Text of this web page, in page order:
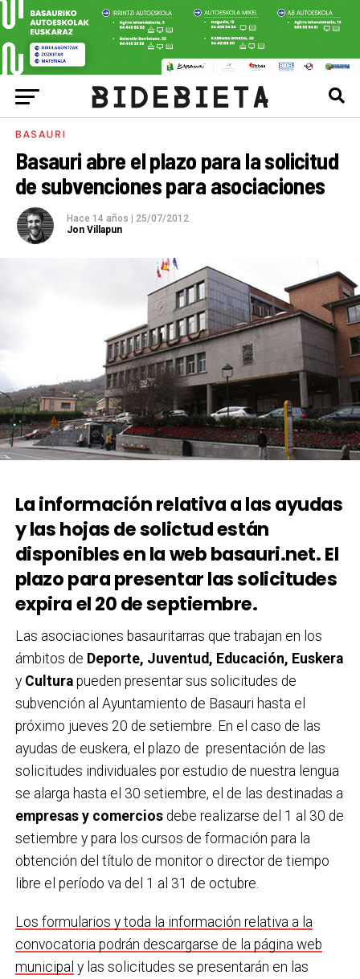
BASAURI
Basauri abre el plazo para la solicitud
de subvenciones para asociaciones
Hace 14 años
25/07/2012
Jon Villapun
La información relativa a las ayudas
y las hojas de solictud están
disponibles en la web basauri.net. El
plazo para presentar las solicitudes
expira el 20 de septiembre.
Las asociaciones basauritarras que trabajan en los
ámbitos de Deporte, Juventud, Educación, Euskera
y Culturapueden presentar sus solicitudes de
subvención al Ayuntamiento de Basauri hasta el
próximo jueves 20 de setiembre. En el caso de las
ayudas de euskera, el plazo de presentación de las
solicitudes individuales por estudio de nuestra lengua
se alarga hasta el 30 setiembre, el de las destinadas a
empresas y comerciosdebe realizarse del 1 al 30 de
setiembre y para los cursos de formación para la
obtención del título de monitor o director de tiempo
libre el período va del 1 al 31 de octubre.
Los formularios y toda la información relativa a la
convocatoria podrán descargarse de la página web
municipal y las solicitudes se presentarán en las